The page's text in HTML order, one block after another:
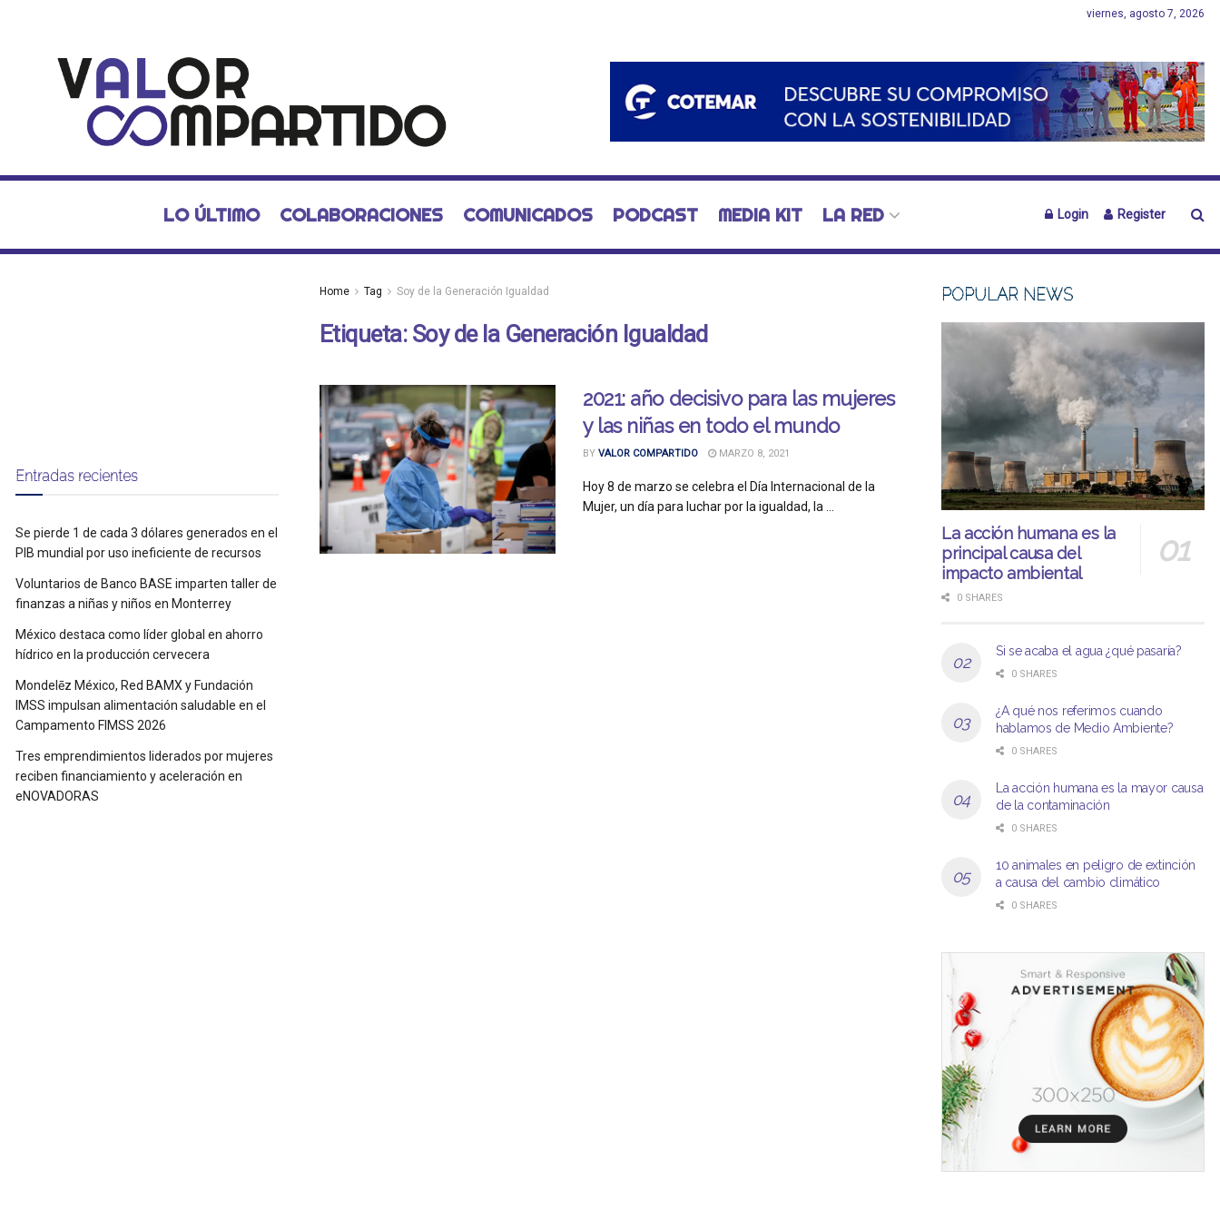
viernes, agosto 7, 2026
LO ÚLTIMO COLABORACIONES COMUNICADOS PODCAST MEDIA KIT LA RED Login Register
Home Tag Soy de la Generación Igualdad
Etiqueta: Soy de la Generación Igualdad
2021: año decisivo para las mujeres
y las niñas en todo el mundo
BY VALOR COMPARTIDO MARZO 8, 2021
Hoy 8 de marzo se celebra el Día Internacional de la
Mujer, un día para luchar por la igualdad, la ...
Entradas recientes
Se pierde 1 de cada 3 dólares generados en el
PIB mundial por uso ineficiente de recursos
Voluntarios de Banco BASE imparten taller de
finanzas a niñas y niños en Monterrey
México destaca como líder global en ahorro
hídrico en la producción cervecera
Mondelēz México, Red BAMX y Fundación
IMSS impulsan alimentación saludable en el
Campamento FIMSS 2026
Tres emprendimientos liderados por mujeres
reciben financiamiento y aceleración en
eNOVADORAS
POPULAR NEWS
La acción humana es la
principal causa del
impacto ambiental
0 SHARES
Si se acaba el agua ¿qué pasaría?
0 SHARES
¿A qué nos referimos cuando
hablamos de Medio Ambiente?
0 SHARES
La acción humana es la mayor causa
de la contaminación
0 SHARES
10 animales en peligro de extinción
a causa del cambio climático
0 SHARES